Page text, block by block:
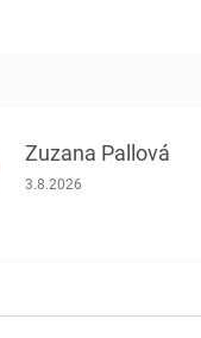
Zuzana Pallová
Hodnotenie obchodu je
3.8.2026